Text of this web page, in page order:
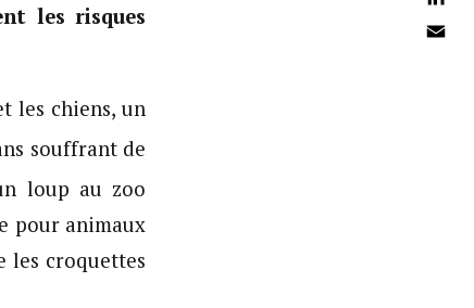
les risques
les chiens, un
souffrant de
loup au zoo
pour animaux
les croquettes